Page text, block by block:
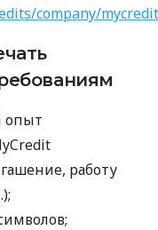
company/
опыт
работу
);